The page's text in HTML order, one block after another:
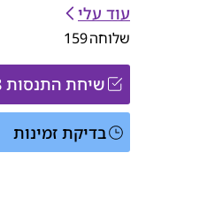
שיחת התנסות ₪58
בדיקת זמינות
עוד עלי
שלוחה159